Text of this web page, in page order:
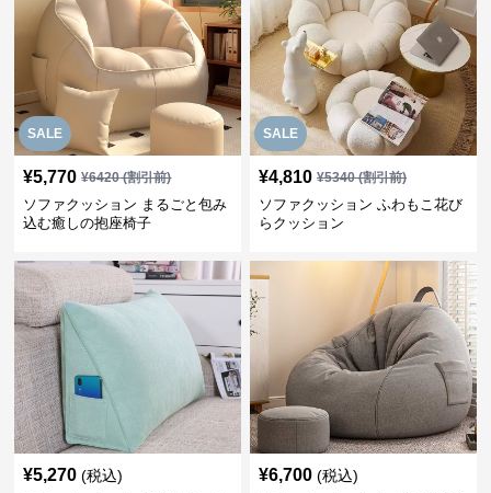
SALE
¥5,770 ¥6420(割引前)
ソファクッション まるごと包み
込む癒しの抱座椅子
SALE
¥4,810 ¥5340(割引前)
ソファクッション ふわもこ花び
らクッション
¥5,270 (税込) ¥6,700 (税込)